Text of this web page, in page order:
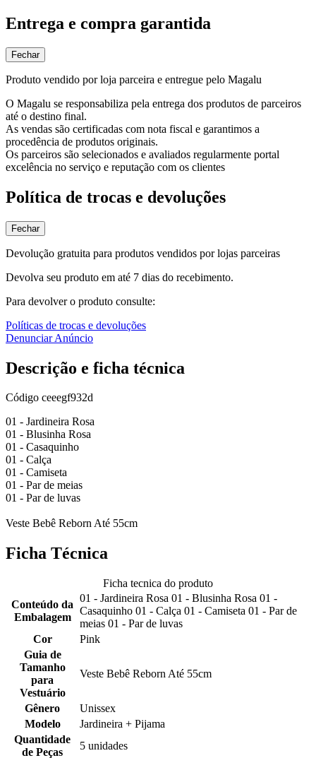
Entrega e compra garantida
Fechar
Produto vendido por loja parceira e entregue pelo Magalu
O Magalu se responsabiliza pela entrega dos produtos de parceiros
até o destino final.
As vendas são certificadas com nota fiscal e garantimos a
procedência de produtos originais.
Os parceiros são selecionados e avaliados regularmente portal
excelência no serviço e reputação com os clientes
Política de trocas e devoluções
Fechar
Devolução gratuita para produtos vendidos por lojas parceiras
Devolva seu produto em até 7 dias do recebimento.
Para devolver o produto consulte:
Políticas de trocas e devoluções
Denunciar Anúncio
Descrição e ficha técnica
Código ceeegf932d
01 - Jardineira Rosa
01 - Blusinha Rosa
01 - Casaquinho
01 - Calça
01 - Camiseta
01 - Par de meias
01 - Par de luvas
Veste Bebê Reborn Até 55cm
Ficha Técnica
Ficha tecnica do produto
Conteúdo da
Embalagem
01 - Jardineira Rosa 01 - Blusinha Rosa 01 -
Casaquinho 01 - Calça 01 - Camiseta 01 - Par de
meias 01 - Par de luvas
Cor
Pink
Guia de
Tamanho
para
Vestuário
Veste Bebê Reborn Até 55cm
Gênero
Unissex
Modelo
Jardineira + Pijama
Quantidade
de Peças
5 unidades